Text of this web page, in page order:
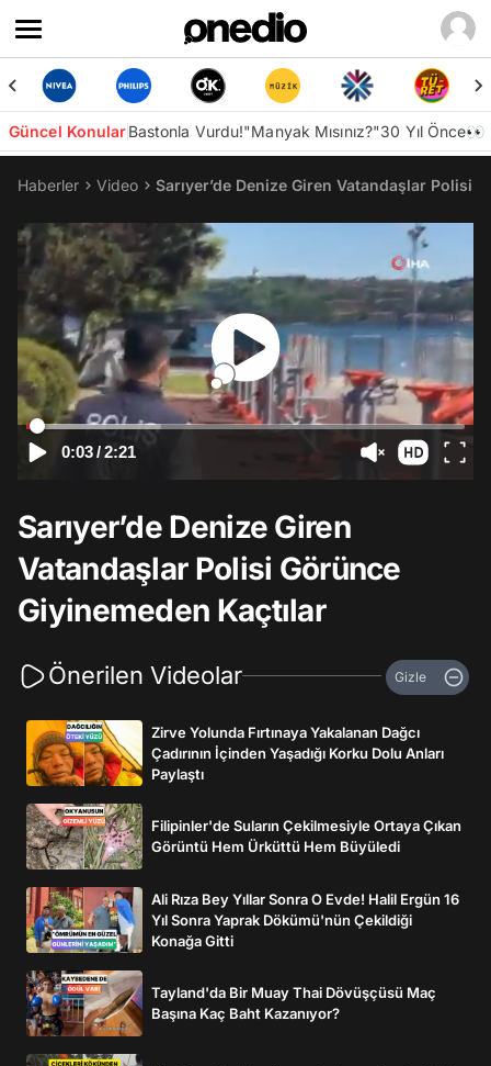
Güncel KonularBastonla Vurdu!"Manyak Mısınız?"30 Yıl Önce👀
Haberler Video Sarıyer’de Denize Giren Vatandaşlar Polisi
0:03/2:21
Sarıyer’de Denize Giren
Vatandaşlar Polisi Görünce
Giyinemeden Kaçtılar
Önerilen Videolar Gizle
Zirve Yolunda Fırtınaya Yakalanan Dağcı
Çadırının İçinden Yaşadığı Korku Dolu Anları
Paylaştı
Filipinler'de Suların Çekilmesiyle Ortaya Çıkan
Görüntü Hem Ürküttü Hem Büyüledi
Ali Rıza Bey Yıllar Sonra O Evde! Halil Ergün 16
Yıl Sonra Yaprak Dökümü'nün Çekildiği
Konağa Gitti
Tayland'da Bir Muay Thai Dövüşçüsü Maç
Başına Kaç Baht Kazanıyor?